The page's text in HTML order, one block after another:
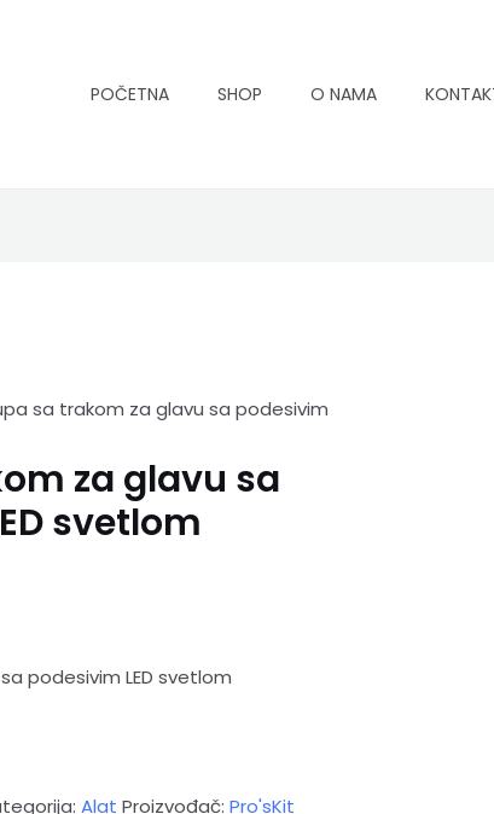
POČETNA SHOP O NAMA
sa trakom za glavu sa podesivim
za glavu sa
svetlom
podesivim LED svetlom
Alat Proizvođač:Pro'sKit